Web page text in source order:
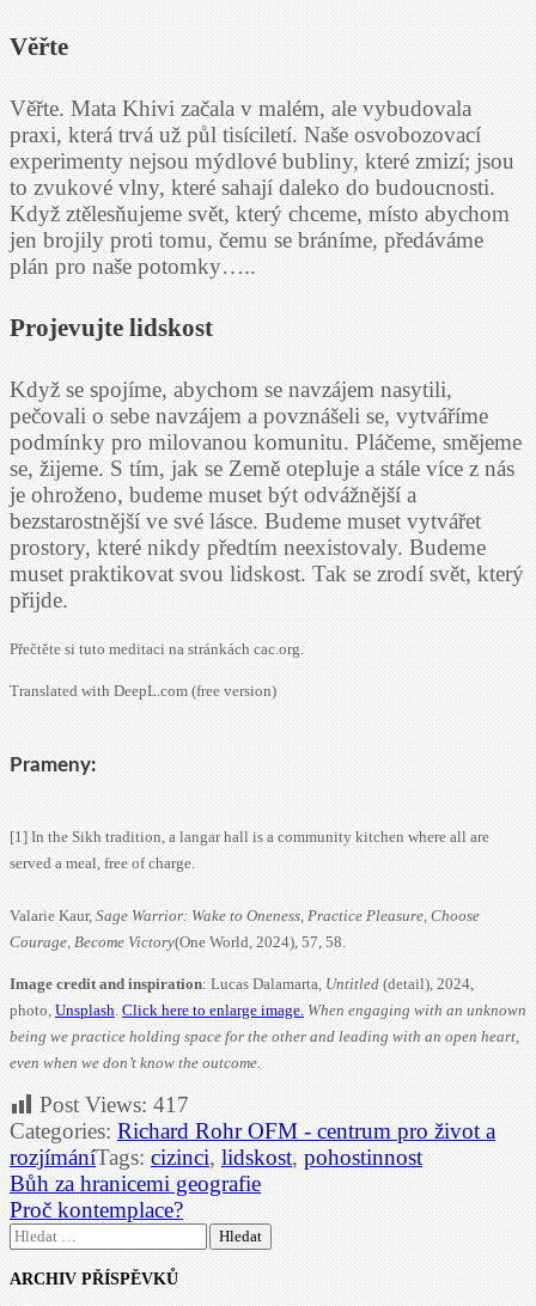
Věřte
Věřte. Mata Khivi začala v malém, ale vybudovala
praxi, která trvá už půl tisíciletí. Naše osvobozovací
experimenty nejsou mýdlové bubliny, které zmizí; jsou
to zvukové vlny, které sahají daleko do budoucnosti.
Když ztělesňujeme svět, který chceme, místo abychom
jen brojily proti tomu, čemu se bráníme, předáváme
plán pro naše potomky…..
Projevujte lidskost
Když se spojíme, abychom se navzájem nasytili,
pečovali o sebe navzájem a povznášeli se, vytváříme
podmínky pro milovanou komunitu. Pláčeme, smějeme
se, žijeme. S tím, jak se Země otepluje a stále více z nás
je ohroženo, budeme muset být odvážnější a
bezstarostnější ve své lásce. Budeme muset vytvářet
prostory, které nikdy předtím neexistovaly. Budeme
muset praktikovat svou lidskost. Tak se zrodí svět, který
přijde.
Přečtěte si tuto meditaci na stránkách cac.org.
Translated with DeepL.com (free version)
Prameny:
[1] In the Sikh tradition, a langar hall is a community kitchen where all are
served a meal, free of charge.
Valarie Kaur, Sage Warrior: Wake to Oneness, Practice Pleasure, Choose
Courage, Become Victory(One World, 2024), 57, 58.
Image credit and inspiration: Lucas Dalamarta, Untitled (detail), 2024,
photo, Unsplash. Click here to enlarge image. When engaging with an unknown
being we practice holding space for the other and leading with an open heart,
even when we don’t know the outcome.
Post Views: 417
Categories: Richard Rohr OFM - centrum pro život a
rozjímáníTags: cizinci, lidskost, pohostinnost
Navigace
pro
příspěvek
Bůh za hranicemi geografie
Proč kontemplace?
Vyhledávání
ARCHIV PŘÍSPĚVKŮ